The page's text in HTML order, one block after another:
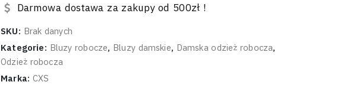
Darmowa dostawa za zakupy od 500zł !
SKU: Brak danych
Kategorie: Bluzy robocze, Bluzy damskie, Damska odzież robocza,
Odzież robocza
Marka: CXS